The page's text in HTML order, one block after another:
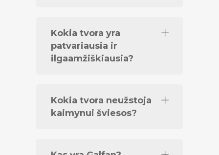
Kokia tvora yra
patvariausia ir
ilgaamžiškiausia?
Kokia tvora neužstoja
kaimynui šviesos?